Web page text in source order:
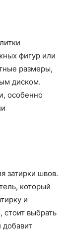
фигур или
размеры,
диском.
особенно
затирки швов.
который
и
стоит выбрать
добавит